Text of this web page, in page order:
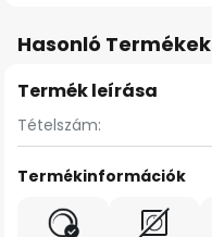
Hasonló Termékek
Termék leírása
Tételszám:
Termékinformációk